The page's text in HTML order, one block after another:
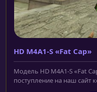
HD M4A1-S «Fat Cap»
Модель HD M4A1-S «Fat
поступление на наш сайт